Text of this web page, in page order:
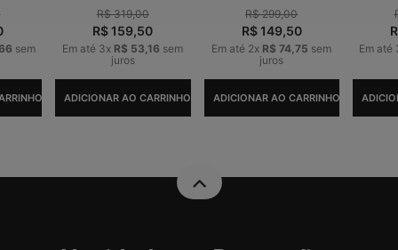
sem
R$ 319,00
R$159,50
Em até 3x R$ 53 ,16 sem
juros
ADICIONAR AO CARRINHO
R$ 299,00
R$149,50
Em até 2x R$ 74 ,75 sem
juros
ADICIONAR AO CARRINHO
Em até